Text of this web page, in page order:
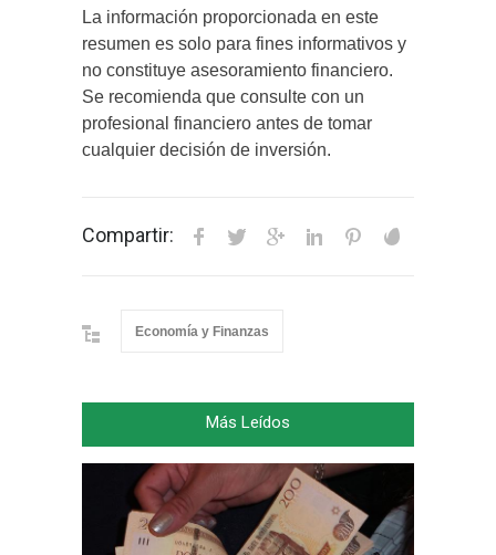
La información proporcionada en este
resumen es solo para fines informativos y
no constituye asesoramiento financiero.
Se recomienda que consulte con un
profesional financiero antes de tomar
cualquier decisión de inversión.
Compartir:
Economía y Finanzas
Más Leídos